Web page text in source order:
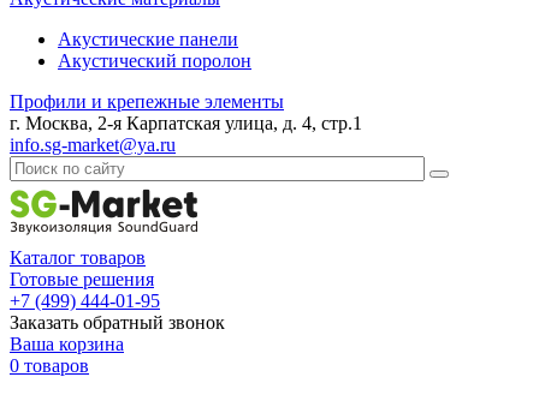
Акустические панели
Акустический поролон
Профили и крепежные элементы
г. Москва, 2-я Карпатская улица, д. 4, стр.1
info.sg-market@ya.ru
Каталог товаров
Готовые решения
+7 (499) 444-01-95
Заказать обратный звонок
Ваша корзина
0 товаров